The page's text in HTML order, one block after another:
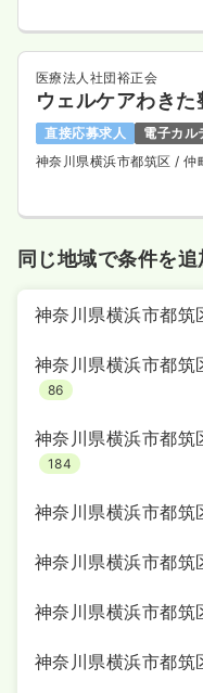
医療法人社団裕正会
ウェルケアわきた
直接応募求人
電子カル
神奈川県横浜市都筑区/ 仲
同じ地域で条件を追
神奈川県横浜市都筑
神奈川県横浜市都筑
86
神奈川県横浜市都筑
184
神奈川県横浜市都筑
神奈川県横浜市都筑
神奈川県横浜市都筑
神奈川県横浜市都筑